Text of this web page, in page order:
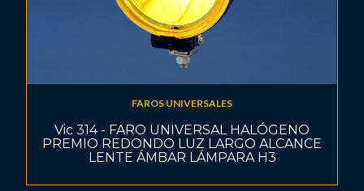
FAROS UNIVERSALES
Vic 314 - FARO UNIVERSAL HALÓGENO
PREMIO REDONDO LUZ LARGO ALCANCE
LENTE ÁMBAR LÁMPARA H3